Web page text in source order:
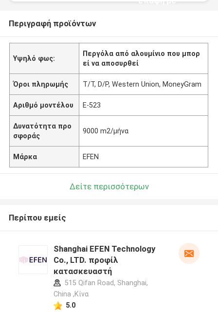
Περιγραφή προϊόντων
Υψηλό φως:
Περγόλα από αλουμίνιο που μπορ
εί να αποσυρθεί
Όροι πληρωμής T/T, D/P, Western Union, MoneyGram
Αριθμό μοντέλου Ε-523
Δυνατότητα προ
σφοράς
9000 m2/μήνα
Μάρκα EFEN
Δείτε περισσότερων
Περίπου εμείς
Shanghai EFEN Technology
Co., LTD. προφίλ
κατασκευαστή
515 Qifan Road, Shanghai,
China ,Κίνα
5.0